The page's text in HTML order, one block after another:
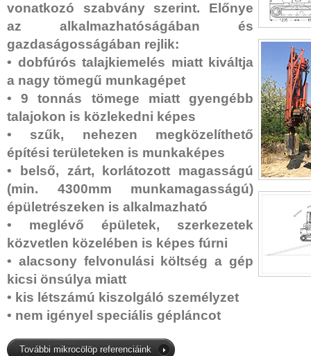
vonatkozó szabvány szerint. Előnye
az alkalmazhatóságában és
gazdaságosságában rejlik:
• dobfúrós talajkiemelés miatt kiváltja
a nagy tömegű munkagépet
• 9 tonnás tömege miatt gyengébb
talajokon is közlekedni képes
• szűk, nehezen megközelíthető
építési területeken is munkaképes
• belső, zárt, korlátozott magasságú
(min. 4300mm munkamagasságú)
épületrészeken is alkalmazható
• meglévő épületek, szerkezetek
közvetlen közelében is képes fúrni
• alacsony felvonulási költség a gép
kicsi önsúlya miatt
• kis létszámú kiszolgáló személyzet
• nem igényel speciális gépláncot
További mikrocölöp referenciáink